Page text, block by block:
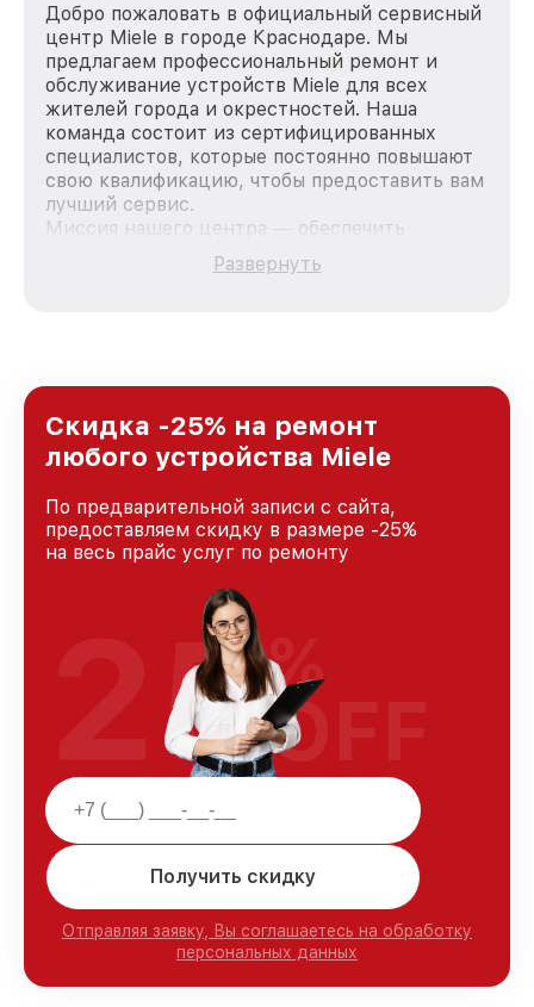
Добро пожаловать в официальный сервисный
центр Miele в городе Краснодаре. Мы
предлагаем профессиональный ремонт и
обслуживание устройств Miele для всех
жителей города и окрестностей. Наша
команда состоит из сертифицированных
специалистов, которые постоянно повышают
свою квалификацию, чтобы предоставить вам
лучший сервис.
Миссия нашего центра — обеспечить
качественный и доступный ремонт для
каждого пользователя продукции Miele, вне
Краснодаре, постоянно повышая уровень
доверия и лояльности наших клиентов.
Развернуть
Скидка -25% на ремонт
любого устройства Miele
По предварительной записи с сайта,
предоставляем скидку в размере -25%
на весь прайс услуг по ремонту
Получить скидку
Отправляя заявку, Вы соглашаетесь на обработку
персональных данных
25%
OFF